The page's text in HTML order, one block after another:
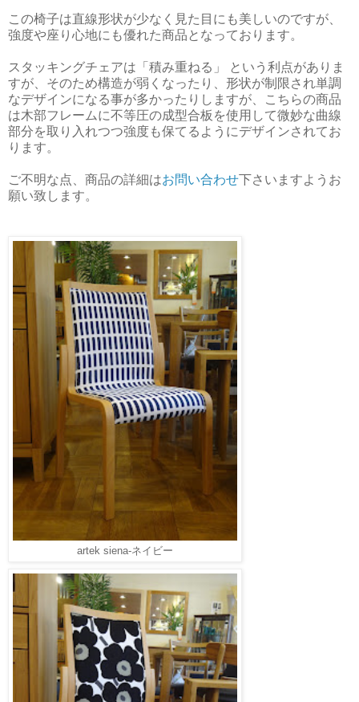
この椅子は直線形状が少なく見た目にも美しいのですが、
強度や座り心地にも優れた商品となっております。
スタッキングチェアは「積み重ねる」 という利点がありま
すが、そのため構造が弱くなったり、形状が制限され単調
なデザインになる事が多かったりしますが、こちらの商品
は木部フレームに不等圧の成型合板を使用して微妙な曲線
部分を取り入れつつ強度も保てるようにデザインされてお
ります。
ご不明な点、商品の詳細はお問い合わせ下さいますようお
願い致します。
artek siena-ネイビー